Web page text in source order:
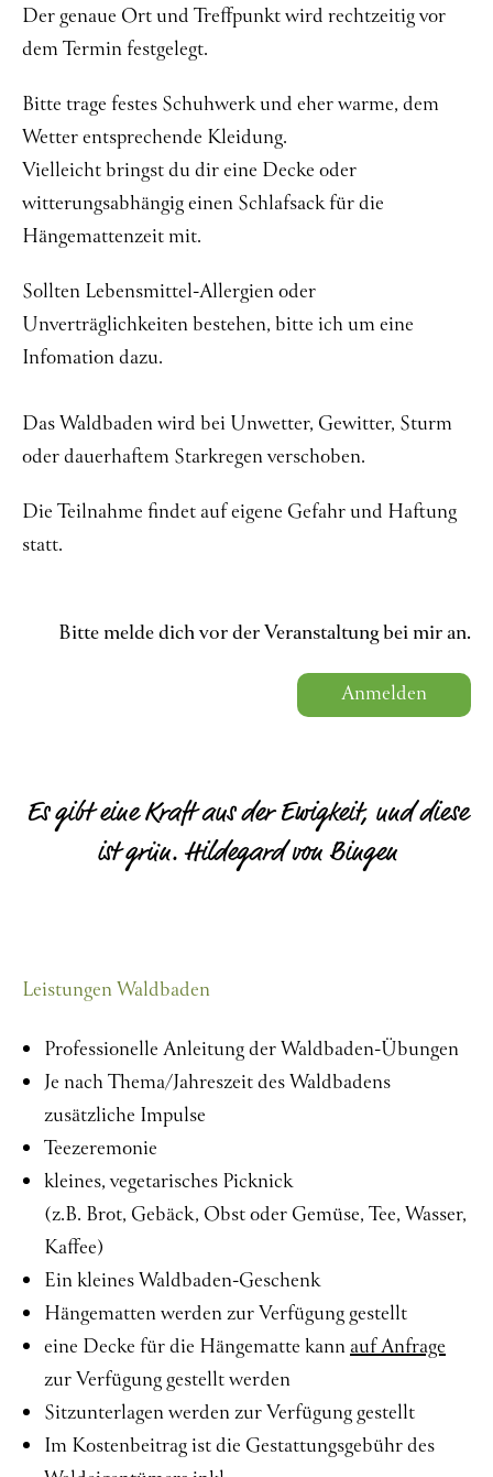
Der genaue Ort und Treffpunkt wird rechtzeitig vor
dem Termin festgelegt.
Bitte trage festes Schuhwerk und eher warme, dem
Wetter entsprechende Kleidung.
Vielleicht bringst du dir eine Decke oder
witterungsabhängig einen Schlafsack für die
Hängemattenzeit mit.
Sollten Lebensmittel-Allergien oder
Unverträglichkeiten bestehen, bitte ich um eine
Infomation dazu.
Das Waldbaden wird bei Unwetter, Gewitter, Sturm
oder dauerhaftem Starkregen verschoben.
Die Teilnahme findet auf eigene Gefahr und Haftung
statt.
Bitte melde dich vor der Veranstaltung bei mir an.
Anmelden
Es gibt eine Kraft aus der Ewigkeit, und diese
ist grün. Hildegard von Bingen
Leistungen Waldbaden
Professionelle Anleitung der Waldbaden-Übungen
Je nach Thema/Jahreszeit des Waldbadens
zusätzliche Impulse
Teezeremonie
kleines, vegetarisches Picknick
(z.B. Brot, Gebäck, Obst oder Gemüse, Tee, Wasser,
Kaffee)
Ein kleines Waldbaden-Geschenk
Hängematten werden zur Verfügung gestellt
eine Decke für die Hängematte kannauf Anfrage
zur Verfügung gestellt werden
Sitzunterlagen werden zur Verfügung gestellt
Im Kostenbeitrag ist die Gestattungsgebühr des